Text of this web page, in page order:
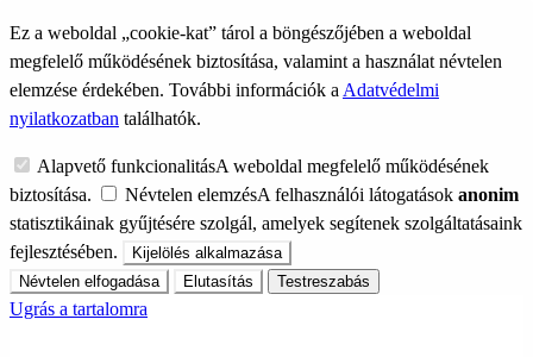
Ez a weboldal „cookie-kat” tárol a böngészőjében a weboldal
megfelelő működésének biztosítása, valamint a használat névtelen
elemzése érdekében. További információk a Adatvédelmi
nyilatkozatban találhatók.
Alapvető funkcionalitásA weboldal megfelelő működésének
biztosítása.
Névtelen elemzésA felhasználói látogatások anonim
statisztikáinak gyűjtésére szolgál, amelyek segítenek szolgáltatásaink
fejlesztésében.
Kijelölés alkalmazása
Névtelen elfogadása
Elutasítás Testreszabás
Ugrás a tartalomra